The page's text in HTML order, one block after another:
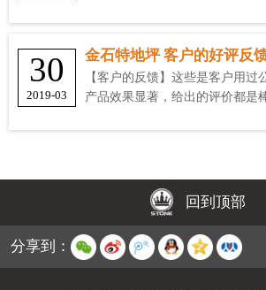
30
2019-03
金石特地坪 客户的好评反
【客户的反馈】这些是客户用过
产品效果显著，给出的评价都是
回到顶部
分享到：